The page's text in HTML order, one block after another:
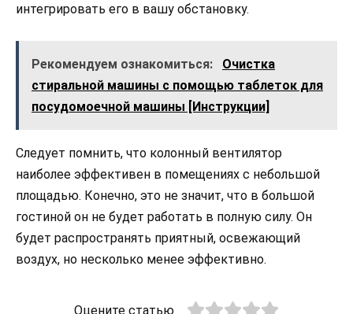
интегрировать его в вашу обстановку.
Рекомендуем ознакомиться:
Очистка
стиральной машины с помощью таблеток для
посудомоечной машины [Инструкции]
Следует помнить, что колонный вентилятор
наиболее эффективен в помещениях с небольшой
площадью. Конечно, это не значит, что в большой
гостиной он не будет работать в полную силу. Он
будет распространять приятный, освежающий
воздух, но несколько менее эффективно.
Оцените статью